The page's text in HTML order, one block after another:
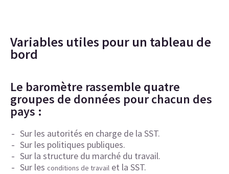
Variables utiles pour un tableau de
bord
Le baromètre rassemble quatre
groupes de données pour chacun des
pays :
Sur les autorités en charge de la SST.
Sur les politiques publiques.
Sur la structure du marché du travail.
Sur les conditions de travail et la SST.